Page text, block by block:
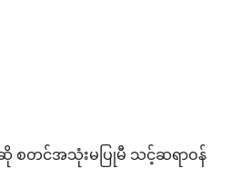
ဆို စတင်အသုံးမပြုမီ သင့်ဆရာဝန်